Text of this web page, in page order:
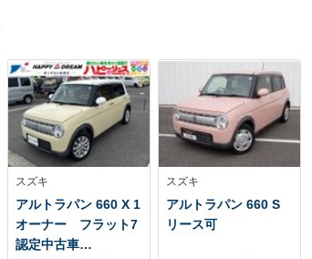
スズキ
アルトラパン 660 X 1
オーナー フラット7
認定中古車…
スズキ
アルトラパン 660 S
リース可